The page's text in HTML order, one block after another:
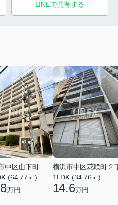
LINEで共有する
中区山下町
(64.77㎡)
万円
横浜市中区花咲町２
1LDK (34.76㎡)
14.6万円